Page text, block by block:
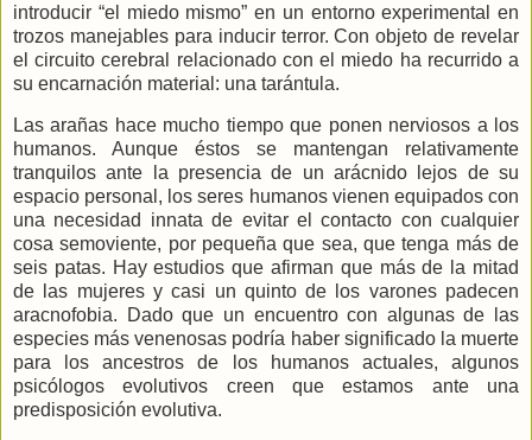
introducir “el miedo mismo” en un entorno experimental en
trozos manejables para inducir terror. Con objeto de revelar
el circuito cerebral relacionado con el miedo ha recurrido a
su encarnación material: una tarántula.
Las arañas hace mucho tiempo que ponen nerviosos a los
humanos. Aunque éstos se mantengan relativamente
tranquilos ante la presencia de un arácnido lejos de su
espacio personal, los seres humanos vienen equipados con
una necesidad innata de evitar el contacto con cualquier
cosa semoviente, por pequeña que sea, que tenga más de
seis patas. Hay estudios que afirman que más de la mitad
de las mujeres y casi un quinto de los varones padecen
aracnofobia. Dado que un encuentro con algunas de las
especies más venenosas podría haber significado la muerte
para los ancestros de los humanos actuales, algunos
psicólogos evolutivos creen que estamos ante una
predisposición evolutiva.